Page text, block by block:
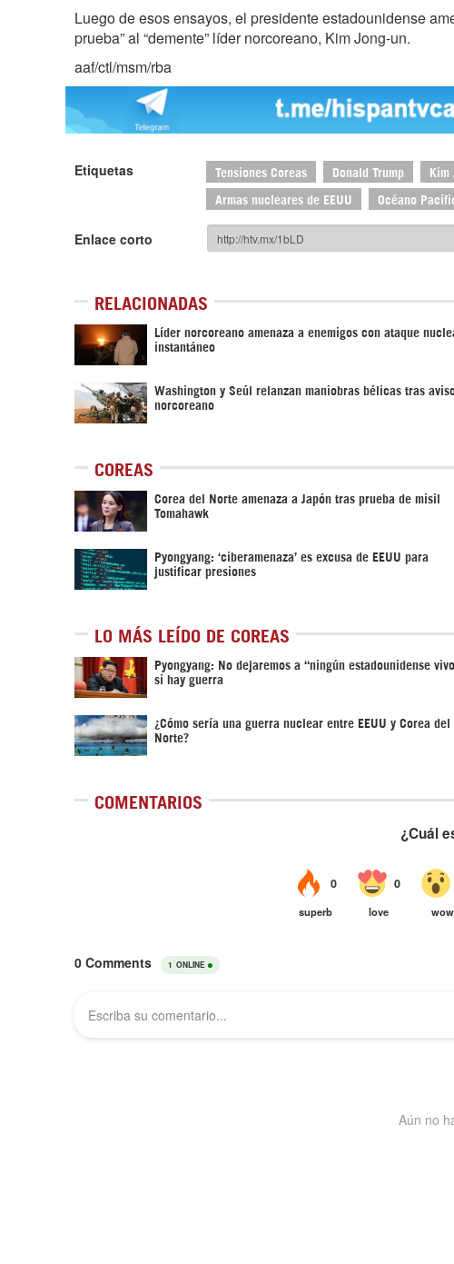
Luego de esos ensayos, el presidente estadounidense
prueba” al “demente” líder norcoreano, Kim Jong-un.
aaf/ctl/msm/rba
Etiquetas Tensiones Coreas Donald Trump Kim
Armas nucleares de EEUU Océano
Enlace corto
RELACIONADAS
Líder norcoreano amenaza a enemigos con ataque
instantáneo
Washington y Seúl relanzan maniobras bélicas tras
norcoreano
COREAS
Corea del Norte amenaza a Japón tras prueba de misil
Tomahawk
Pyongyang: ‘ciberamenaza’ es excusa de EEUU para
justificar presiones
LO MÁS LEÍDO DE COREAS
Pyongyang: No dejaremos a “ningún estadounidense
si hay guerra
¿Cómo sería una guerra nuclear entre EEUU y Corea del
Norte?
COMENTARIOS